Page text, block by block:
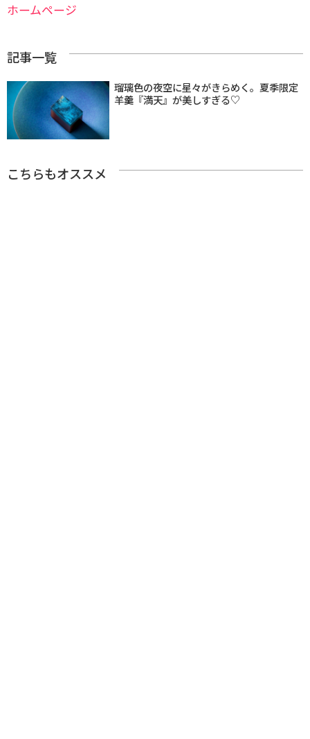
ホームページ
記事一覧
瑠璃色の夜空に星々がきらめく。夏季限定
羊羹『満天』が美しすぎる♡
こちらもオススメ